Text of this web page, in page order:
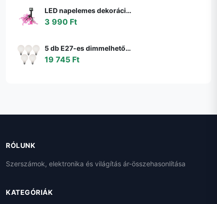
LED napelemes dekorációs lánc 10xLED/1,2V 300mAh 3,8m IP44 flamingó 311535
3 990 Ft
5 db E27-es dimmelhető LED izzó G95 matt 4W 430lm 2200-4000K szett
19 745 Ft
RÓLUNK
Szerszámok, elektronika és világítás ár-összehasonlítása
KATEGÓRIÁK